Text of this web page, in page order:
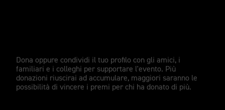
Dona oppure condividi il tuo profilo con gli amici, i
familiari e i colleghi per supportare l'evento. Più
donazioni riuscirai ad accumulare, maggiori saranno le
possibilità di vincere i premi per chi ha donato di più.